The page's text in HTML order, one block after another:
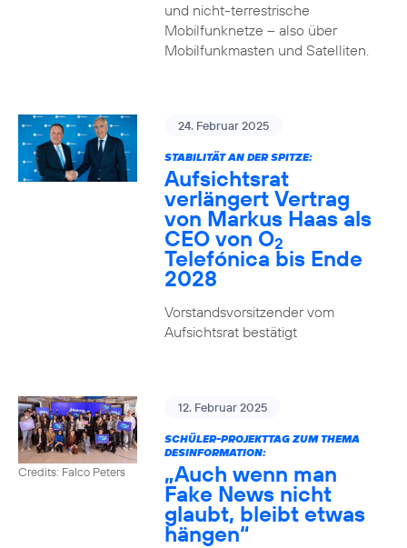
und nicht-terrestrische
Mobilfunknetze – also über
Mobilfunkmasten und Satelliten.
24. Februar 2025
STABILITÄT AN DER SPITZE:
Aufsichtsrat
verlängert Vertrag
von Markus Haas als
CEO von O2
Telefónica bis Ende
2028
Vorstandsvorsitzender vom
Aufsichtsrat bestätigt
Credits: Falco Peters
12. Februar 2025
SCHÜLER-PROJEKTTAG ZUM THEMA
DESINFORMATION:
„Auch wenn man
Fake News nicht
glaubt, bleibt etwas
hängen“